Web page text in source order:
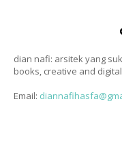
dian nafi: arsitek yang
books, creative and
Email: